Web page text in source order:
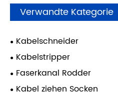
Verwandte Kategorie
Kabelschneider
Kabelstripper
Faserkanal Rodder
Kabel ziehen Socken